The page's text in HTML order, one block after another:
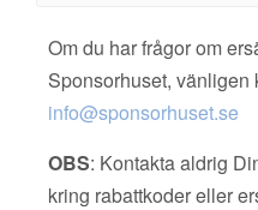
Om du har frågor om
Sponsorhuset, vänligen
info@sponsorhuset.se
OBS: Kontakta aldrig
kring rabattkoder eller